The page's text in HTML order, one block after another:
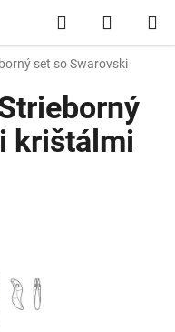
Hľadať
KOŠÍK
set so Swarovski
krištálmi